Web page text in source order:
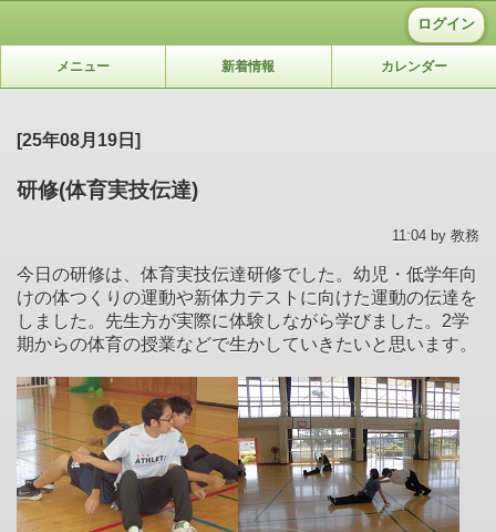
ログイン
メニュー 新着情報 カレンダー
[25年08月19日]
研修(体育実技伝達)
11:04 by 教務
今日の研修は、体育実技伝達研修でした。幼児・低学年向
けの体つくりの運動や新体力テストに向けた運動の伝達を
しました。先生方が実際に体験しながら学びました。2学
期からの体育の授業などで生かしていきたいと思います。